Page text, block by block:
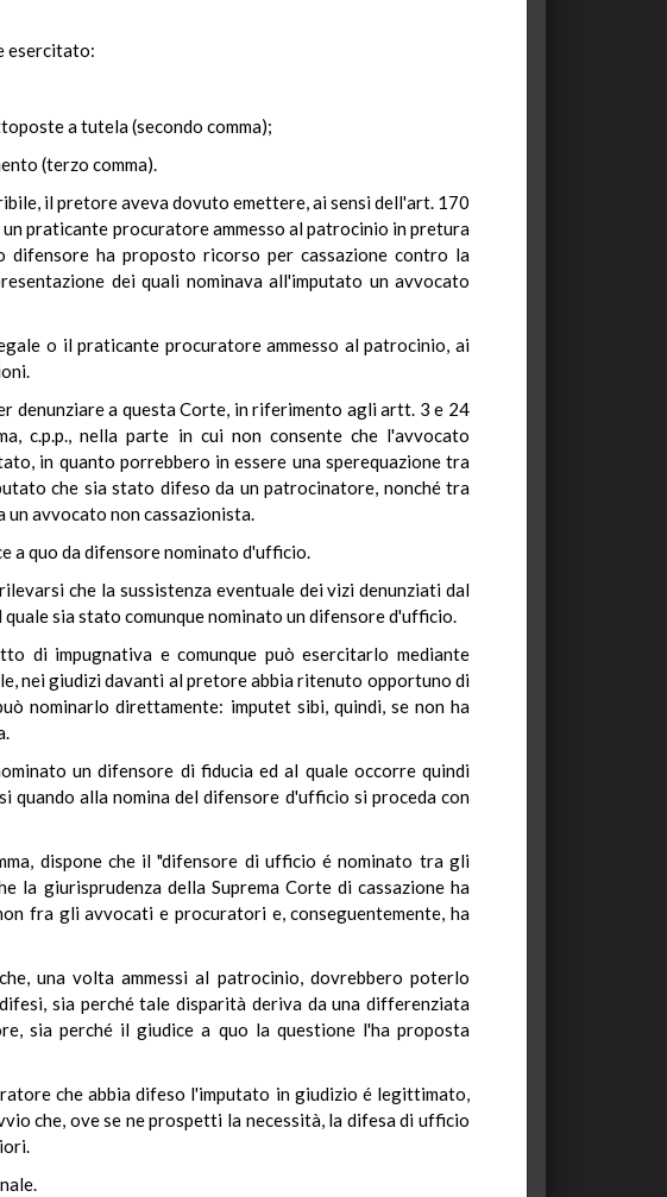
esercitato:
a tutela (secondo comma);
(terzo comma).
il pretore aveva dovuto emettere, ai sensi dell'art. 170
praticante procuratore ammesso al patrocinio in pretura
ha proposto ricorso per cassazione contro la
dei quali nominava all'imputato un avvocato
o il praticante procuratore ammesso al patrocinio, ai
denunziare a questa Corte, in riferimento agli artt. 3 e 24
c.p.p., nella parte in cui non consente che l'avvocato
in quanto porrebbero in essere una sperequazione tra
che sia stato difeso da un patrocinatore, nonché tra
avvocato non cassazionista.
a quo da difensore nominato d'ufficio.
che la sussistenza eventuale dei vizi denunziati dal
sia stato comunque nominato un difensore d'ufficio.
di impugnativa e comunque può esercitarlo mediante
nei giudizi davanti al pretore abbia ritenuto opportuno di
nominarlo direttamente: imputet sibi, quindi, se non ha
un difensore di fiducia ed al quale occorre quindi
quando alla nomina del difensore d'ufficio si proceda con
dispone che il "difensore di ufficio é nominato tra gli
giurisprudenza della Suprema Corte di cassazione ha
fra gli avvocati e procuratori e, conseguentemente, ha
una volta ammessi al patrocinio, dovrebbero poterlo
sia perché tale disparità deriva da una differenziata
sia perché il giudice a quo la questione l'ha proposta
che abbia difeso l'imputato in giudizio é legittimato,
che, ove se ne prospetti la necessità, la difesa di ufficio